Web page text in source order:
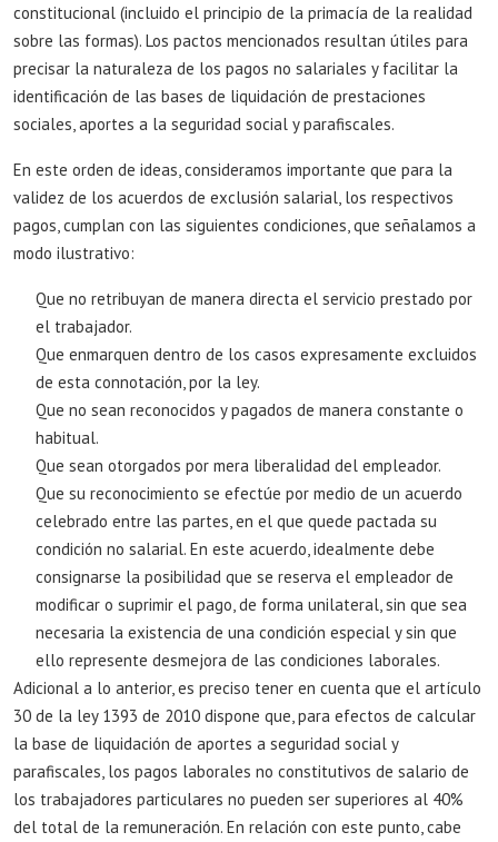
constitucional (incluido el principio de la primacía de la realidad
sobre las formas). Los pactos mencionados resultan útiles para
precisar la naturaleza de los pagos no salariales y facilitar la
identificación de las bases de liquidación de prestaciones
sociales, aportes a la seguridad social y parafiscales.
En este orden de ideas, consideramos importante que para la
validez de los acuerdos de exclusión salarial, los respectivos
pagos, cumplan con las siguientes condiciones, que señalamos a
modo ilustrativo:
Que no retribuyan de manera directa el servicio prestado por
el trabajador.
Que enmarquen dentro de los casos expresamente excluidos
de esta connotación, por la ley.
Que no sean reconocidos y pagados de manera constante o
habitual.
Que sean otorgados por mera liberalidad del empleador.
Que su reconocimiento se efectúe por medio de un acuerdo
celebrado entre las partes, en el que quede pactada su
condición no salarial. En este acuerdo, idealmente debe
consignarse la posibilidad que se reserva el empleador de
modificar o suprimir el pago, de forma unilateral, sin que sea
necesaria la existencia de una condición especial y sin que
ello represente desmejora de las condiciones laborales.
Adicional a lo anterior, es preciso tener en cuenta que el artículo
30 de la ley 1393 de 2010 dispone que, para efectos de calcular
la base de liquidación de aportes a seguridad social y
parafiscales, los pagos laborales no constitutivos de salario de
los trabajadores particulares no pueden ser superiores al 40%
del total de la remuneración. En relación con este punto, cabe